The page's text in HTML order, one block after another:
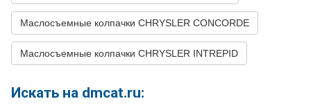
29 CHRYSLER INTREPID 1998 V6 3.2L
Маслосъемные колпачки CHRYSLER CONCORDE
Маслосъемные колпачки CHRYSLER INTREPID
Искать на dmcat.ru: